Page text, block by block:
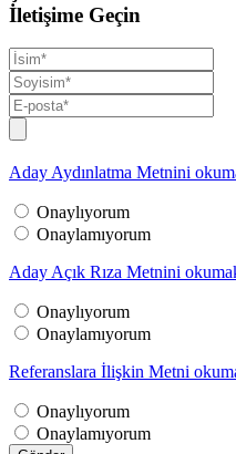
İletişime Geçin
Aday Aydınlatma Metnini
Onaylıyorum
Onaylamıyorum
Aday Açık Rıza Metnini
Onaylıyorum
Onaylamıyorum
Referanslara İlişkin Metni
Onaylıyorum
Onaylamıyorum